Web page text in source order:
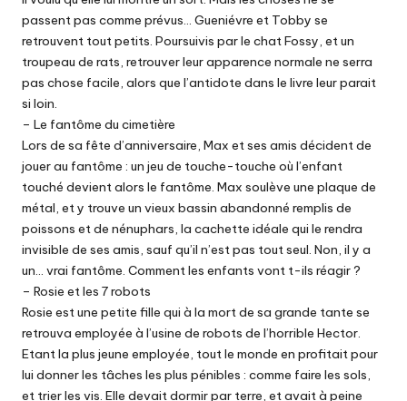
passent pas comme prévus… Gueniévre et Tobby se
retrouvent tout petits. Poursuivis par le chat Fossy, et un
troupeau de rats, retrouver leur apparence normale ne serra
pas chose facile, alors que l’antidote dans le livre leur parait
si loin.
– Le fantôme du cimetière
Lors de sa fête d’anniversaire, Max et ses amis décident de
jouer au fantôme : un jeu de touche-touche où l’enfant
touché devient alors le fantôme. Max soulève une plaque de
métal, et y trouve un vieux bassin abandonné remplis de
poissons et de nénuphars, la cachette idéale qui le rendra
invisible de ses amis, sauf qu’il n’est pas tout seul. Non, il y a
un… vrai fantôme. Comment les enfants vont t-ils réagir ?
– Rosie et les 7 robots
Rosie est une petite fille qui à la mort de sa grande tante se
retrouva employée à l’usine de robots de l’horrible Hector.
Etant la plus jeune employée, tout le monde en profitait pour
lui donner les tâches les plus pénibles : comme faire les sols,
et trier les vis. Elle devait dormir par terre, et avait à peine